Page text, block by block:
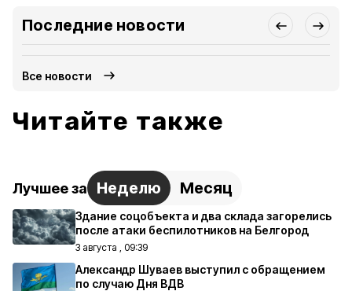
Последние новости
Все новости
Читайте также
Лучшее за Неделю Месяц
Здание соцобъекта и два склада загорелись
после атаки беспилотников на Белгород
3 августа , 09:39
Александр Шуваев выступил с обращением
по случаю Дня ВДВ